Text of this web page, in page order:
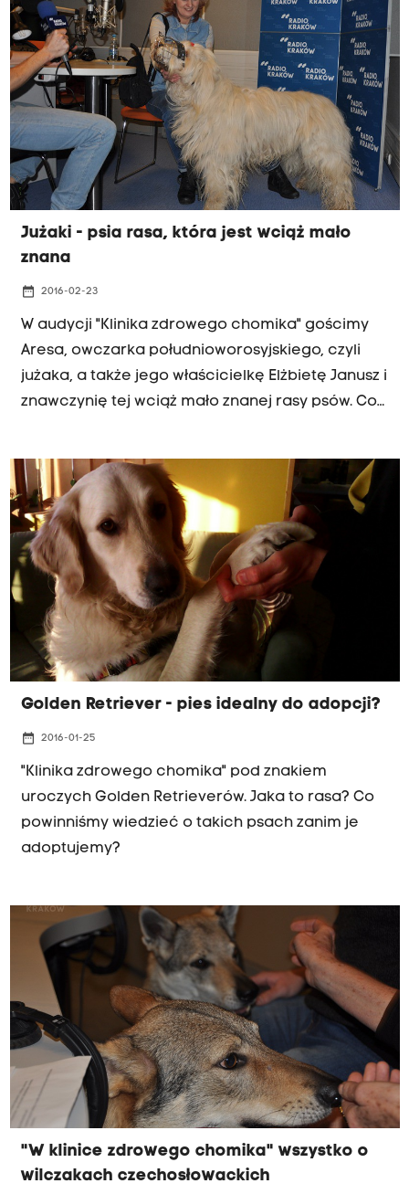
Jużaki - psia rasa, która jest wciąż mało
znana
date_range 2016-02-23
W audycji "Klinika zdrowego chomika" gościmy
Aresa, owczarka południoworosyjskiego, czyli
jużaka, a także jego właścicielkę Elżbietę Janusz i
znawczynię tej wciąż mało znanej rasy psów. Co
Posłuchajcie o tych kudłatych, 46 kilogramach
żywego szczęścia.
Golden Retriever - pies idealny do adopcji?
date_range 2016-01-25
"Klinika zdrowego chomika" pod znakiem
uroczych Golden Retrieverów. Jaka to rasa? Co
powinniśmy wiedzieć o takich psach zanim je
adoptujemy?
"W klinice zdrowego chomika" wszystko o
wilczakach czechosłowackich